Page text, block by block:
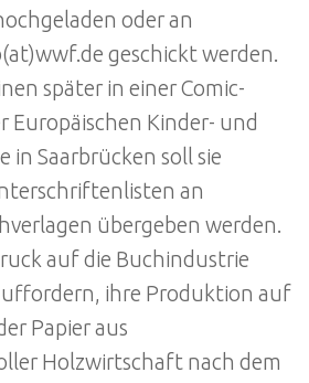
oder an
geschickt werden.
später in einer Comic-
Europäischen Kinder- und
in Saarbrücken soll sie
an
übergeben werden.
auf die Buchindustrie
ihre Produktion auf
Papier aus
Holzwirtschaft nach dem